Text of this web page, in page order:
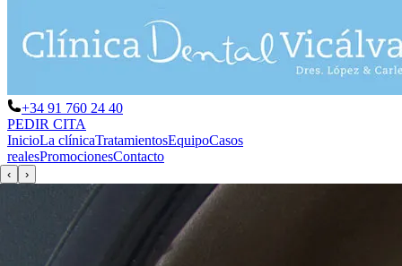
+34 91 760 24 40
PEDIR CITA
InicioLa clínicaTratamientosEquipoCasos
realesPromocionesContacto
‹ ›